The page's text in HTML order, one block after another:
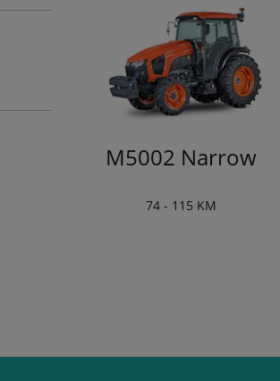
M5002 Narrow
74 - 115 KM